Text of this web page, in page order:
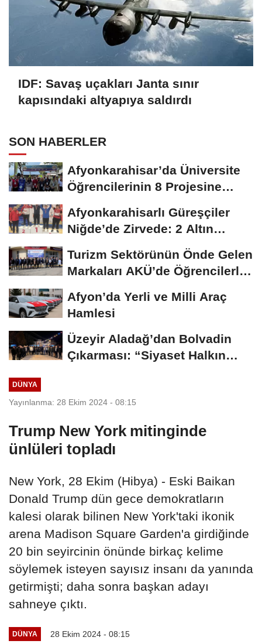
IDF: Savaş uçakları Janta sınır
kapısındaki altyapıya saldırdı
SON HABERLER
Afyonkarahisar’da Üniversite
Öğrencilerinin 8 Projesine
Afyonkarahisarlı Güreşçiler
Niğde’de Zirvede: 2 Altın
Turizm Sektörünün Önde Gelen
Markaları AKÜ’de Öğrencilerle
Afyon’da Yerli ve Milli Araç
Hamlesi
Üzeyir Aladağ’dan Bolvadin
Çıkarması: “Siyaset Halkın
DÜNYA
Yayınlanma: 28 Ekim 2024 - 08:15
Trump New York mitinginde
ünlüleri topladı
New York, 28 Ekim (Hibya) - Eski Baikan
Donald Trump dün gece demokratların
kalesi olarak bilinen New York'taki ikonik
arena Madison Square Garden'a girdiğinde
20 bin seyircinin önünde birkaç kelime
söylemek isteyen sayısız insanı da yanında
getirmişti; daha sonra başkan adayı
sahneye çıktı.
DÜNYA 28 Ekim 2024 - 08:15